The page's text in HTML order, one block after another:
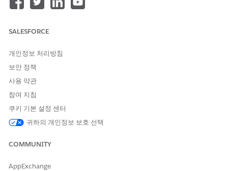
설정에서개체 관리자
작업 계획 목록을 추가하려는 각 페이지 레이아웃의 경우:
페이지 레이아웃의 관련 목록 섹션으로
니다.
변경 사항을 저장합니다.
이 기사를 통해 문제를 해결했습니까?
SALESFORCE
개인정보 처리방침
보안 정책
사용 약관
참여 지침
쿠키 기본 설정 센터
귀하의 개인정보 보호 선택
COMMUNITY
AppExchange